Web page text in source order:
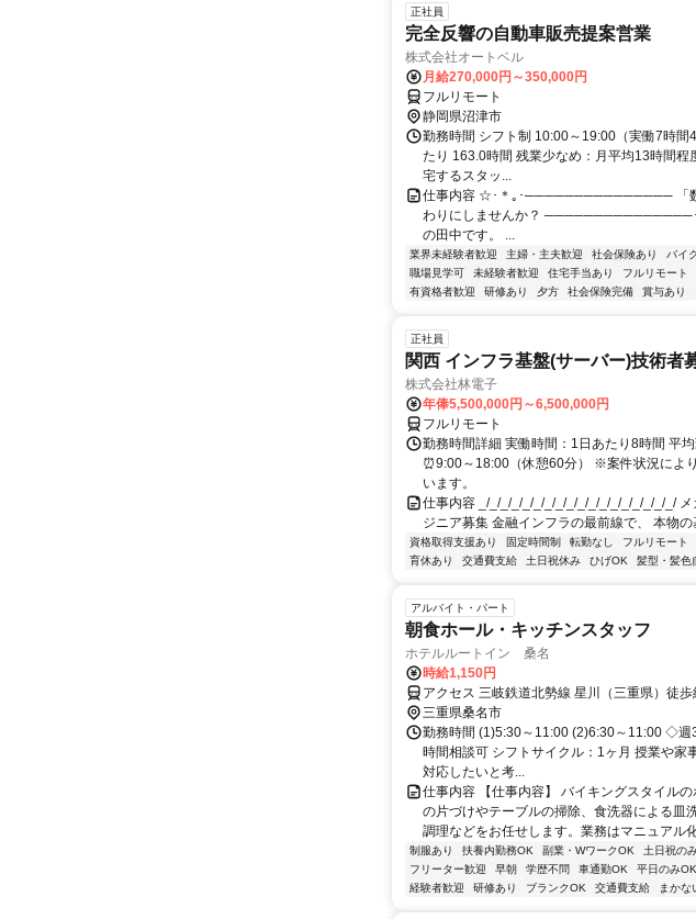
正社員
完全反響の自動車販売提案営業
株式会社オートベル
月給270,000円～350,000円
フルリモート
静岡県沼津市
勤務時間 シフト制 10:00～19:00（実働7時間
たり 163.0時間 残業少なめ：月平均13時間
宅するスタッ...
仕事内容 ☆･＊｡･─────────────── 「数
わりにしませんか？ ───────────────･
の田中です。 ...
業界未経験者歓迎 主婦・主夫歓迎 社会保険あり バイ
職場見学可
未経験者歓迎 住宅手当あり フルリモート
有資格者歓迎
研修あり 夕方 社会保険完備 賞与あり
正社員
関西 インフラ基盤(サーバー)技術者
株式会社林電子
年俸5,500,000円～6,500,000円
フルリモート
勤務時間詳細 実働時間：1日あたり8時間 平
⏰9:00～18:00（休憩60分） ※案件状況によ
います。
仕事内容 _/_/_/_/_/_/_/_/_/_/_/_/_/_/_/_/_/_/
ジニア募集 金融インフラの最前線で、 本物
資格取得支援あり 固定時間制 転勤なし フルリモート
育休あり
交通費支給 土日祝休み ひげOK 髪型・髪色
アルバイト・パート
朝食ホール・キッチンスタッフ
ホテルルートイン 桑名
時給1,150円
アクセス 三岐鉄道北勢線 星川（三重県）徒
三重県桑名市
勤務時間 (1)5:30～11:00 (2)6:30～11:00 ◇
時間相談可 シフトサイクル：1ヶ月 授業や家
対応したいと考...
仕事内容 【仕事内容】 バイキングスタイル
の片づけやテーブルの掃除、食洗器による皿
調理などをお任せします。業務はマニュアル
制服あり 扶養内勤務OK 副業・WワークOK 土日祝の
フリーター歓迎
早朝 学歴不問 車通勤OK 平日のみOK
経験者歓迎
研修あり ブランクOK 交通費支給 まかな